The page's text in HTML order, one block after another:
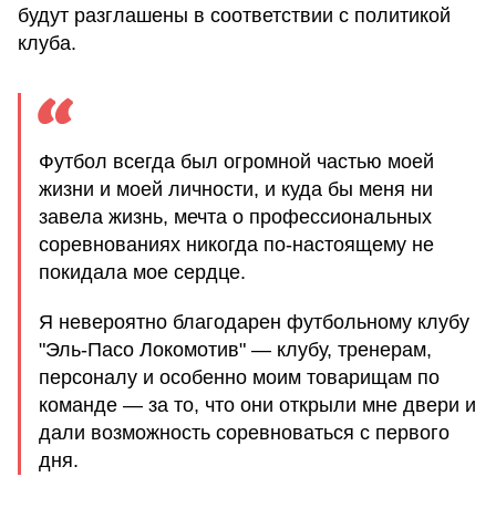
будут разглашены в соответствии с политикой
клуба.
Футбол всегда был огромной частью моей
жизни и моей личности, и куда бы меня ни
завела жизнь, мечта о профессиональных
соревнованиях никогда по-настоящему не
покидала мое сердце.
Я невероятно благодарен футбольному клубу
"Эль-Пасо Локомотив" — клубу, тренерам,
персоналу и особенно моим товарищам по
команде — за то, что они открыли мне двери и
дали возможность соревноваться с первого
дня.